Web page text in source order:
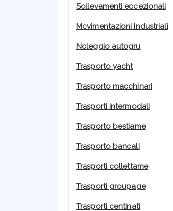
Sollevamenti eccezionali
Movimentazioni Industriali
Noleggio autogru
Trasporto yacht
Trasporto macchinari
Trasporti intermodali
Trasporto bestiame
Trasporto bancali
Trasporti collettame
Trasporti groupage
Trasporti centinati